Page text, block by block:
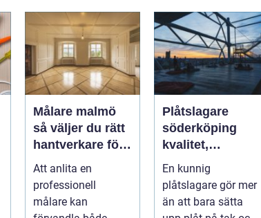
Målare malmö
så väljer du rätt
hantverkare för
hem och företag
Att anlita en
professionell
målare kan
Plåtslagare
söderköping
kvalitet,
hållbarhet och
tryggt takarbete
En kunnig
plåtslagare gör mer
än att bara sätta